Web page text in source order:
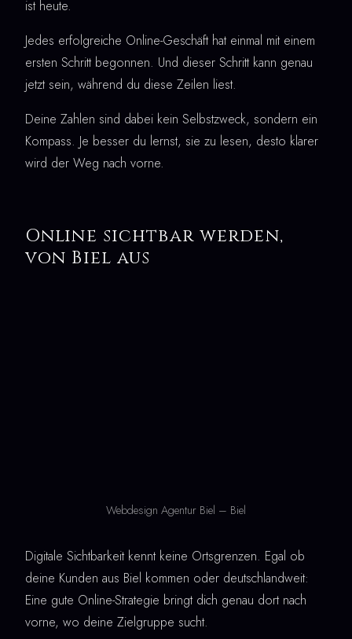
ist heute.
Jedes erfolgreiche Online-Geschäft hat einmal mit einem
ersten Schritt begonnen. Und dieser Schritt kann genau
jetzt sein, während du diese Zeilen liest.
Deine Zahlen sind dabei kein Selbstzweck, sondern ein
Kompass. Je besser du lernst, sie zu lesen, desto klarer
wird der Weg nach vorne.
Online sichtbar werden,
von Biel aus
Webdesign Agentur Biel – Biel
Digitale Sichtbarkeit kennt keine Ortsgrenzen. Egal ob
deine Kunden aus Biel kommen oder deutschlandweit:
Eine gute Online-Strategie bringt dich genau dort nach
vorne, wo deine Zielgruppe sucht.